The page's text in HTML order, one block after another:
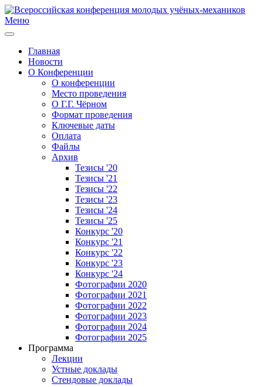
Меню
Главная
Новости
О Конференции
О конференции
Место проведения
О Г.Г. Чёрном
Формат проведения
Ключевые даты
Оплата
Файлы
Архив
Тезисы '20
Тезисы '21
Тезисы '22
Тезисы '23
Тезисы '24
Тезисы '25
Конкурс '20
Конкурс '21
Конкурс '22
Конкурс '23
Конкурс '24
Фотографии 2020
Фотографии 2021
Фотографии 2022
Фотографии 2023
Фотографии 2024
Фотографии 2025
Программа
Лекции
Устные доклады
Стендовые доклады